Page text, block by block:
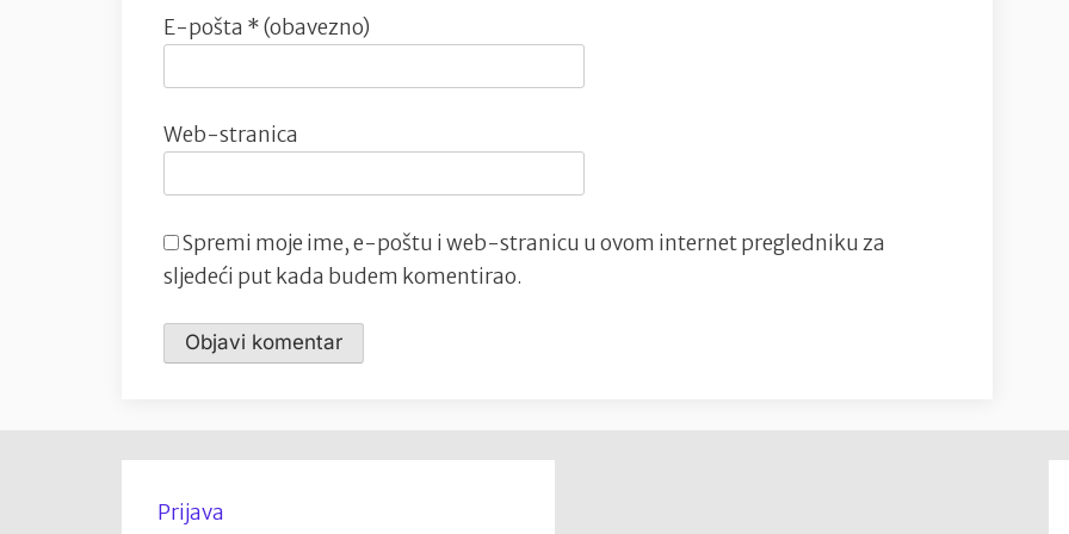
E-pošta * (obavezno)
Web-stranica
Spremi moje ime, e-poštu i web-stranicu u ovom internet pregledniku za
sljedeći put kada budem komentirao.
Prijava